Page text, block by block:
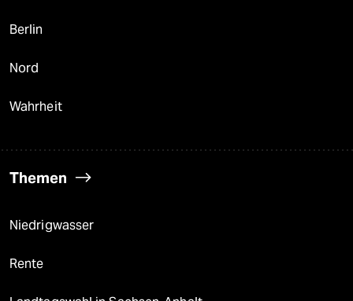
Berlin
Nord
Wahrheit
Themen
Niedrigwasser
Rente